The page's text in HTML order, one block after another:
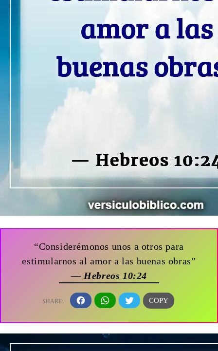
“Considerémonos unos a otros para
estimularnos al amor a las buenas obras”
— Hebreos 10:24